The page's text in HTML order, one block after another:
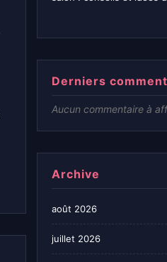
Derniers
Aucun commentaire à
Archive
août 2026
juillet 2026